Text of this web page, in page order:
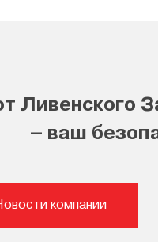
Ливенского
– ваш
компании